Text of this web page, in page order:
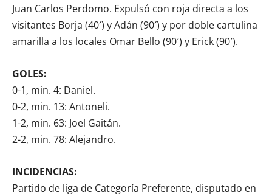
Juan Carlos Perdomo. Expulsó con roja directa a los
visitantes Borja (40′) y Adán (90′) y por doble cartulina
amarilla a los locales Omar Bello (90′) y Erick (90′).
GOLES:
0-1, min. 4: Daniel.
0-2, min. 13: Antoneli.
1-2, min. 63: Joel Gaitán.
2-2, min. 78: Alejandro.
INCIDENCIAS:
Partido de liga de Categoría Preferente, disputado en